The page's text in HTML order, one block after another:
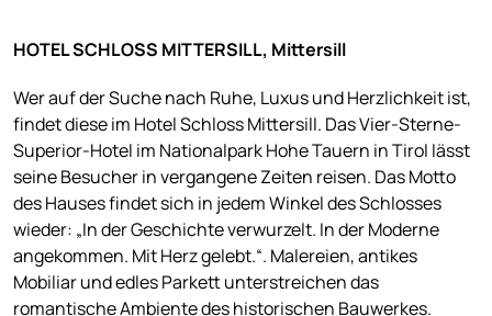
HOTEL SCHLOSS MITTERSILL, Mittersill
Wer auf der Suche nach Ruhe, Luxus und Herzlichkeit ist,
findet diese im Hotel Schloss Mittersill. Das Vier-Sterne-
Superior-Hotel im Nationalpark Hohe Tauern in Tirol lässt
seine Besucher in vergangene Zeiten reisen. Das Motto
des Hauses findet sich in jedem Winkel des Schlosses
wieder: „In der Geschichte verwurzelt. In der Moderne
angekommen. Mit Herz gelebt.“. Malereien, antikes
Mobiliar und edles Parkett unterstreichen das
romantische Ambiente des historischen Bauwerkes.